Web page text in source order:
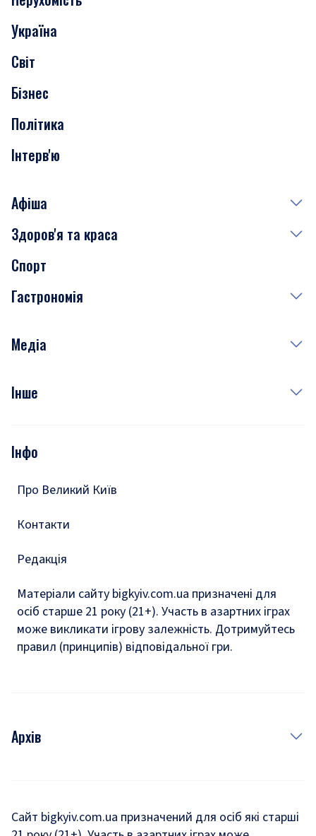
Події
Скандали
Нерухомість
Транспорт
Україна
Світ
Бізнес
Політика
Інтерв'ю
Афіша
Сьогодні
Завтра
Субота
Здоров'я та краса
Медицина
Краса
Спорт
Гастрономія
Рецепти
Медіа
Фото
Подкасти
Інше
Тести
Інфо
Про Великий Київ
Контакти
Редакція
Матеріали сайту bigkyiv.com.ua призначені для
осіб старше 21 року (21+). Участь в азартних іграх
може викликати ігрову залежність. Дотримуйтесь
правил (принципів) відповідальної гри.
Архів
Сайт bigkyiv.com.ua призначений для осіб які старші